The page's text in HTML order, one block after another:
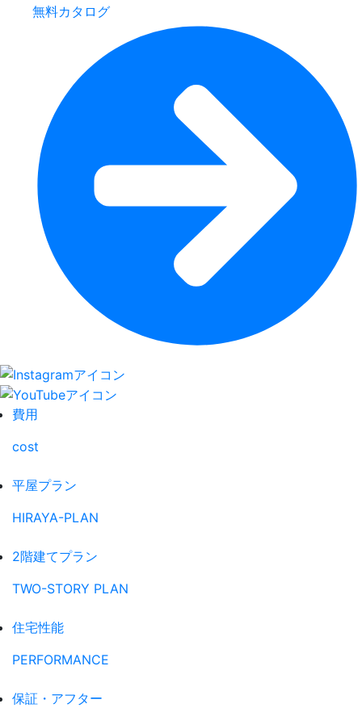
無料カタログ
費用
cost
平屋プラン
HIRAYA-PLAN
2階建てプラン
TWO-STORY PLAN
住宅性能
PERFORMANCE
保証・アフター